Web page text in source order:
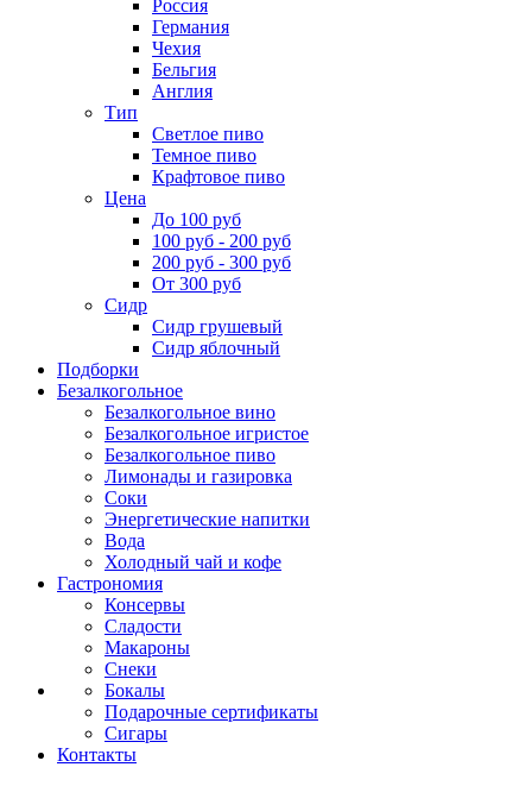
Россия
Германия
Чехия
Бельгия
Англия
Тип
Светлое пиво
Темное пиво
Крафтовое пиво
Цена
До 100 руб
100 руб - 200 руб
200 руб - 300 руб
От 300 руб
Сидр
Сидр грушевый
Сидр яблочный
Подборки
Безалкогольное
Безалкогольное вино
Безалкогольное игристое
Безалкогольное пиво
Лимонады и газировка
Соки
Энергетические напитки
Вода
Холодный чай и кофе
Гастрономия
Консервы
Сладости
Макароны
Снеки
Бокалы
Подарочные сертификаты
Сигары
Контакты